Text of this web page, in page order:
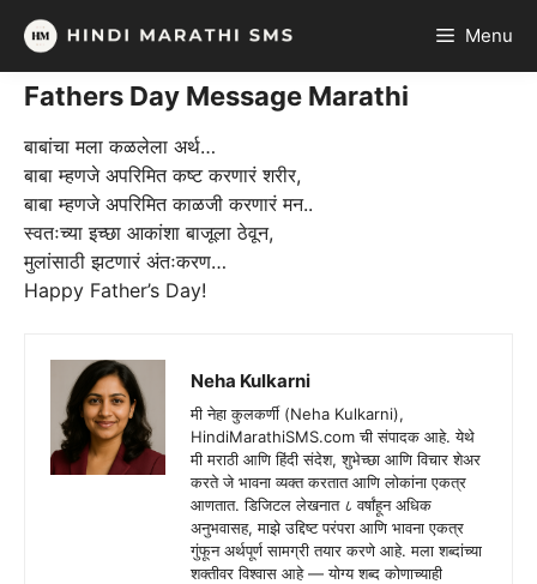
Skip
content
Menu
Fathers Day Message Marathi
बाबांचा मला कळलेला अर्थ…
बाबा म्हणजे अपरिमित कष्ट करणारं शरीर,
बाबा म्हणजे अपरिमित काळजी करणारं मन..
स्वतःच्या इच्छा आकांशा बाजूला ठेवून,
मुलांसाठी झटणारं अंतःकरण…
Happy Father’s Day!
Neha Kulkarni
मी नेहा कुलकर्णी (Neha Kulkarni),
HindiMarathiSMS.com ची संपादक आहे. येथे
मी मराठी आणि हिंदी संदेश, शुभेच्छा आणि विचार शेअर
करते जे भावना व्यक्त करतात आणि लोकांना एकत्र
आणतात. डिजिटल लेखनात ८ वर्षांहून अधिक
अनुभवासह, माझे उद्दिष्ट परंपरा आणि भावना एकत्र
गुंफून अर्थपूर्ण सामग्री तयार करणे आहे. मला शब्दांच्या
शक्तीवर विश्वास आहे — योग्य शब्द कोणाच्याही